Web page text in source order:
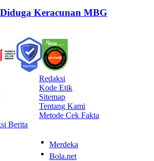
Keracunan MBG
Redaksi
Kode Etik
Sitemap
Tentang Kami
Metode Cek Fakta
Berita
Merdeka
Bola.net